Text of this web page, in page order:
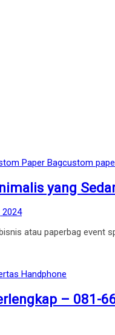
Paper Bagcustom
yang
2024
atau paperbag event
Handphone
– 081-